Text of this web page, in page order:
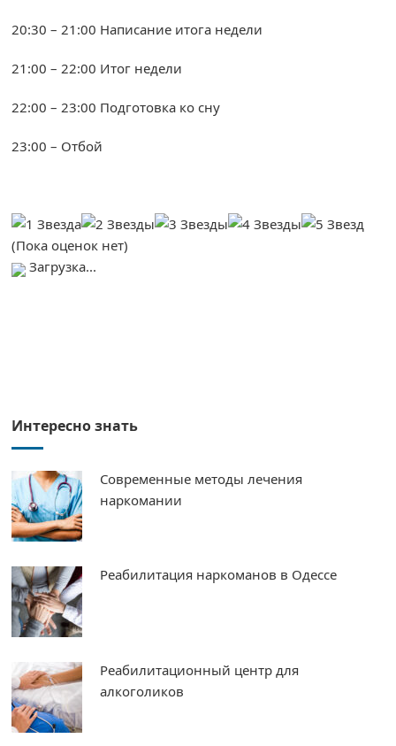
20:30 – 21:00 Написание итога недели
21:00 – 22:00 Итог недели
22:00 – 23:00 Подготовка ко сну
23:00 – Отбой
(Пока оценок нет)
Загрузка...
Интересно знать
Современные методы лечения
наркомании
Реабилитация наркоманов в Одессе
Реабилитационный центр для
алкоголиков